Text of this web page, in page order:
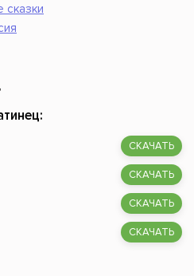
сказки
СКАЧАТЬ
СКАЧАТЬ
СКАЧАТЬ
СКАЧАТЬ